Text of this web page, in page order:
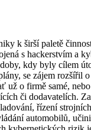
k širší paletě
s hackerstvím a
kdy byly cílem
se zájem rozšířil
už o firmě samé,
či dodavatelích.
řízení
automobilů,